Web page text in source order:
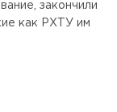
закончили
как РХТУ им